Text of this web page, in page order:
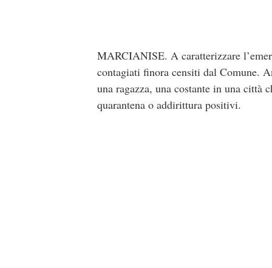
MARCIANISE. A caratterizzare
contagiati finora censiti dal Comune.
una ragazza, una costante in una città
quarantena o addirittura positivi.